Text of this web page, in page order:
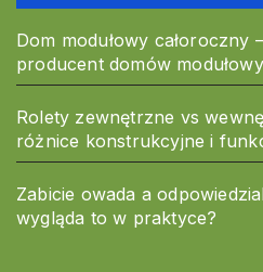
Dom modułowy całoroczny
producent domów
Rolety zewnętrzne vs
różnice konstrukcyjne i
Zabicie owada a
wygląda to w praktyce?